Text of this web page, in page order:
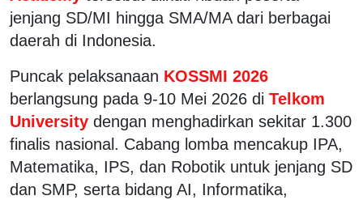
jenjang SD/MI hingga SMA/MA dari berbagai
daerah di Indonesia.
Puncak pelaksanaan KOSSMI 2026
berlangsung pada 9-10 Mei 2026 di Telkom
University dengan menghadirkan sekitar 1.300
finalis nasional. Cabang lomba mencakup IPA,
Matematika, IPS, dan Robotik untuk jenjang SD
dan SMP, serta bidang AI, Informatika,